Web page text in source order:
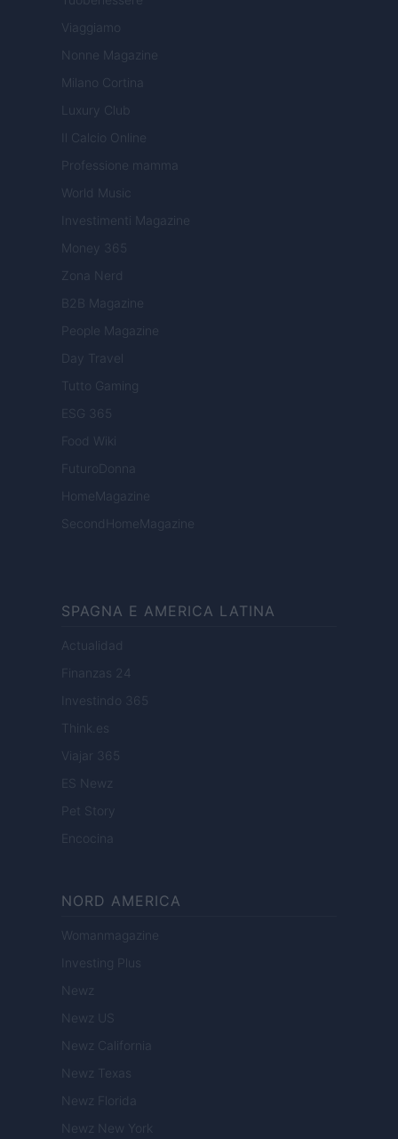
Viaggiamo
Nonne Magazine
Milano Cortina
Luxury Club
Il Calcio Online
Professione mamma
World Music
Investimenti Magazine
Money 365
Zona Nerd
B2B Magazine
People Magazine
Day Travel
Tutto Gaming
ESG 365
Food Wiki
FuturoDonna
HomeMagazine
SecondHomeMagazine
SPAGNA E AMERICA LATINA
Actualidad
Finanzas 24
Investindo 365
Think.es
Viajar 365
ES Newz
Pet Story
Encocina
NORD AMERICA
Womanmagazine
Investing Plus
Newz
Newz US
Newz California
Newz Texas
Newz Florida
Newz New York